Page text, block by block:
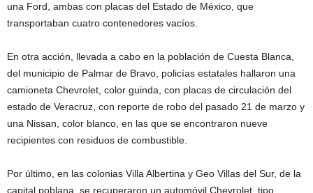
una Ford, ambas con placas del Estado de México, que
transportaban cuatro contenedores vacíos.
En otra acción, llevada a cabo en la población de Cuesta Blanca,
del municipio de Palmar de Bravo, policías estatales hallaron una
camioneta Chevrolet, color guinda, con placas de circulación del
estado de Veracruz, con reporte de robo del pasado 21 de marzo y
una Nissan, color blanco, en las que se encontraron nueve
recipientes con residuos de combustible.
Por último, en las colonias Villa Albertina y Geo Villas del Sur, de la
capital poblana, se recuperaron un automóvil Chevrolet, tipo